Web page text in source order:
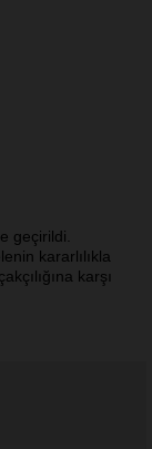
geçirildi.
kararlılıkla
karşı